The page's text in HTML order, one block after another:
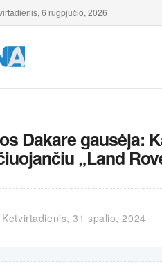
6 rugpjūčio, 2026
Dakare gausėja:
„Land
Ketvirtadienis, 31 spalio, 2024